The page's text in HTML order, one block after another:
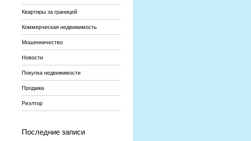
Квартиры за границей
Коммерческая недвижимость
Мошенничество
Новости
Покупка недвижимости
Продажа
Риэлтор
Последние записи